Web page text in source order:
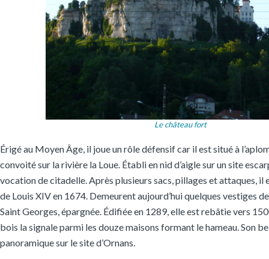
Le château fort
Érigé au Moyen Âge, il joue un rôle défensif car il est situé à
convoité sur la rivière la Loue. Établi en nid d’aigle sur un site
vocation de citadelle. Après plusieurs sacs, pillages et attaques, il
de Louis XIV en 1674. Demeurent aujourd’hui quelques vestiges
Saint Georges, épargnée. Édifiée en 1289, elle est rebâtie vers
bois la signale parmi les douze maisons formant le hameau. Son
panoramique sur le site d’Ornans.